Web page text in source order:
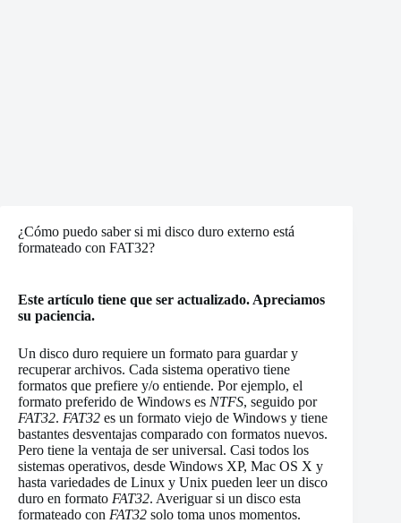
¿Cómo puedo saber si mi disco duro externo está
formateado con FAT32?
Este artículo tiene que ser actualizado. Apreciamos
su paciencia.
Un disco duro requiere un formato para guardar y
recuperar archivos. Cada sistema operativo tiene
formatos que prefiere y/o entiende. Por ejemplo, el
formato preferido de Windows es NTFS, seguido por
FAT32. FAT32 es un formato viejo de Windows y tiene
bastantes desventajas comparado con formatos nuevos.
Pero tiene la ventaja de ser universal. Casi todos los
sistemas operativos, desde Windows XP, Mac OS X y
hasta variedades de Linux y Unix pueden leer un disco
duro en formato FAT32. Averiguar si un disco esta
formateado con FAT32 solo toma unos momentos.